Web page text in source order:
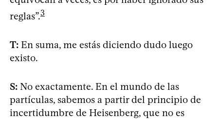
reglas”.3
T: En suma, me estás diciendo dudo luego
existo.
S: No exactamente. En el mundo de las
partículas, sabemos a partir del principio de
incertidumbre de Heisenberg, que no es